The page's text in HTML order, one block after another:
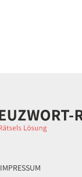
IMPRESSUM